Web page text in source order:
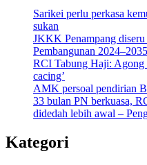
Sarikei perlu perkasa
sukan
JKKK Penampang
Pembangunan 2024–2035
RCI Tabung Haji: Agong
cacing’
AMK persoal pendirian
33 bulan PN berkuasa,
didedah lebih awal –
Kategori